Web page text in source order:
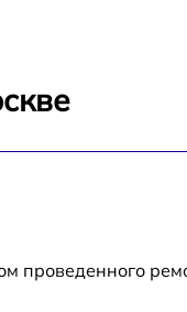
проведенного